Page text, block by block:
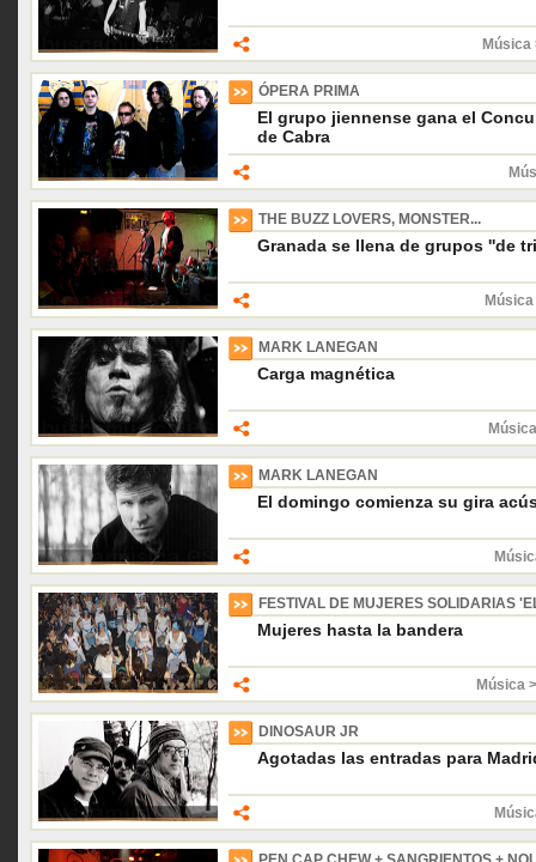
Música
ÓPERA PRIMA
El grupo jiennense gana el
de Cabra
THE BUZZ LOVERS, MONSTER...
Granada se llena de grupos ''de
MARK LANEGAN
Carga magnética
MARK LANEGAN
El domingo comienza su gira
FESTIVAL DE MUJERES SOLIDARIAS
Mujeres hasta la bandera
Música
DINOSAUR JR
Agotadas las entradas para